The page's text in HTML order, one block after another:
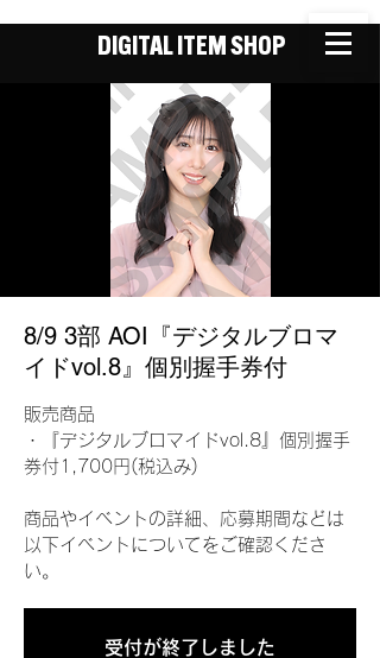
DIGITAL ITEM SHOP
8/9 3部 AOI『デジタルブロマ
イドvol.8』個別握手券付
販売商品
・『デジタルブロマイドvol.8』個別握手
券付1,700円(税込み)
商品やイベントの詳細、応募期間などは
以下イベントについてをご確認くださ
い。
受付が終了しました